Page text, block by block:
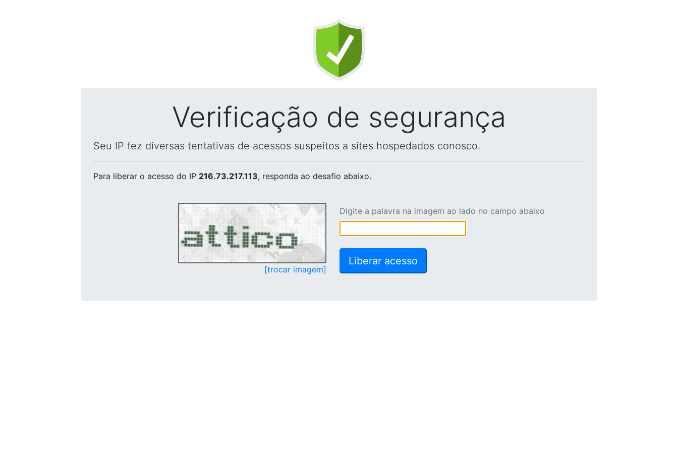
Verificação de segurança
Seu IP fez diversas tentativas de acessos suspeitos a sites hospedados conosco.
Para liberar o acesso do IP 216.73.217.113, responda ao desafio abaixo.
[trocar imagem]
Digite a palavra na imagem ao lado no campo abaixo